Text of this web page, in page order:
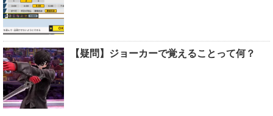
【疑問】ジョーカーで覚えることって何？